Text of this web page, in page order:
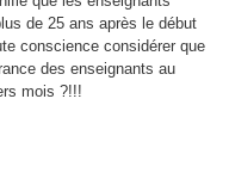
de 25 ans après le début
conscience considérer que
des enseignants au
mois ?!!!